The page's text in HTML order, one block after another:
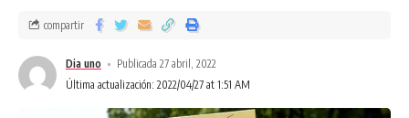
Última actualización: 2022/04/27 at 1:51 AM
Dia uno Publicada 27 abril, 2022
compartir